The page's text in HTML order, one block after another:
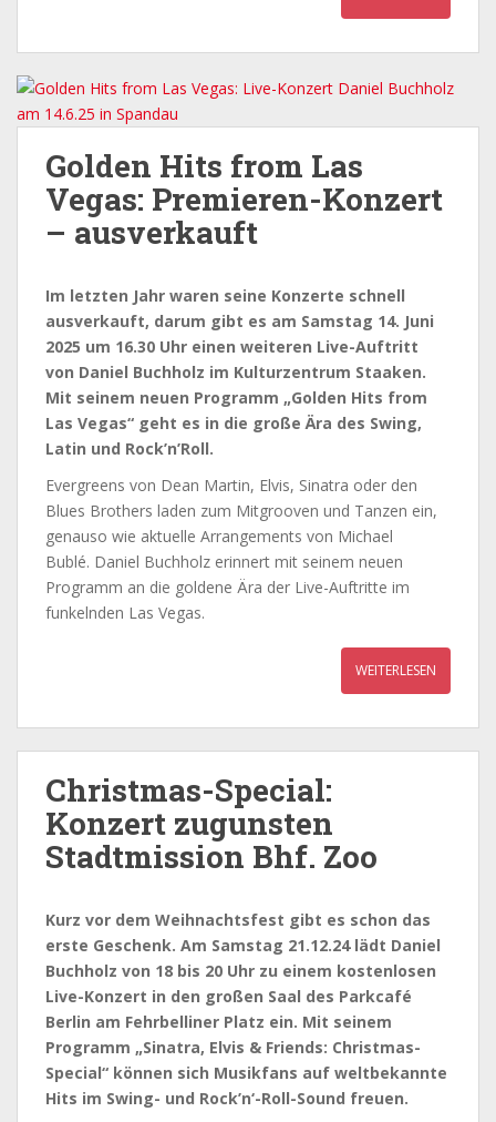
Golden Hits from Las
Vegas: Premieren-Konzert
– ausverkauft
Im letzten Jahr waren seine Konzerte schnell
ausverkauft, darum gibt es am Samstag 14. Juni
2025 um 16.30 Uhr einen weiteren Live-Auftritt
von Daniel Buchholz im Kulturzentrum Staaken.
Mit seinem neuen Programm „Golden Hits from
Las Vegas“ geht es in die große Ära des Swing,
Latin und Rock’n’Roll.
Evergreens von Dean Martin, Elvis, Sinatra oder den
Blues Brothers laden zum Mitgrooven und Tanzen ein,
genauso wie aktuelle Arrangements von Michael
Bublé. Daniel Buchholz erinnert mit seinem neuen
Programm an die goldene Ära der Live-Auftritte im
funkelnden Las Vegas.
WEITERLESEN
Christmas-Special:
Konzert zugunsten
Stadtmission Bhf. Zoo
Kurz vor dem Weihnachtsfest gibt es schon das
erste Geschenk. Am Samstag 21.12.24 lädt Daniel
Buchholz von 18 bis 20 Uhr zu einem kostenlosen
Live-Konzert in den großen Saal des Parkcafé
Berlin am Fehrbelliner Platz ein. Mit seinem
Programm „Sinatra, Elvis & Friends: Christmas-
Special“ können sich Musikfans auf weltbekannte
Hits im Swing- und Rock’n‘-Roll-Sound freuen.